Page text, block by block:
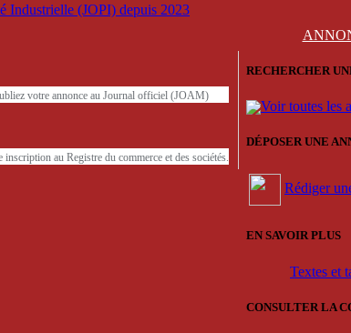
Industrielle (JOPI) depuis 2023
votre annonce au Journal officiel (JOAM)
au Registre du commerce et des sociétés.
RECHERCHER
Voir toutes les
DÉPOSER UNE
Rédiger
EN SAVOIR PLUS
Textes et
CONSULTER LA